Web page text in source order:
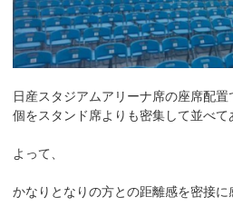
日産スタジアムアリーナ席の座席配
個をスタンド席よりも密集して並べて
よって、
かなりとなりの方との距離感を密接に